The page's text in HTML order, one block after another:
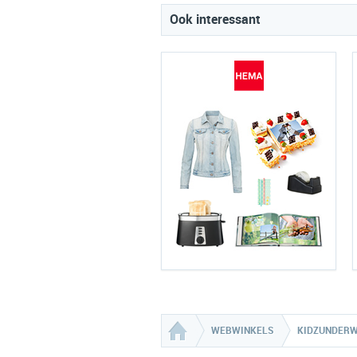
Ook interessant
WEBWINKELS